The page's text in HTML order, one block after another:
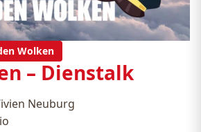
Wolken
– Dienstalk
Neuburg